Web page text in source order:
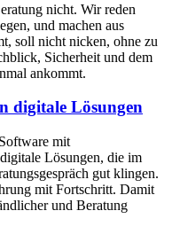
nicht. Wir reden
und machen aus
soll nicht nicken, ohne zu
Sicherheit und dem
ankommt.
digitale Lösungen
mit
Lösungen, die im
gut klingen.
mit Fortschritt. Damit
und Beratung